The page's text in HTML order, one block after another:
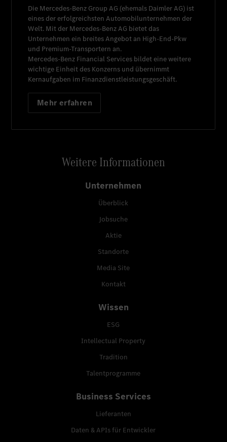
Die Mercedes-Benz Group AG (ehemals Daimler AG) ist
eines der erfolgreichsten Automobilunternehmen der
Welt. Mit der Mercedes-Benz AG bietet das
Unternehmen ein breites Angebot an High-End-Pkw
und Premium-Transportern an.
Mercedes-Benz Financial Services bildet eine weitere
wichtige Einheit des Konzerns und übernimmt
Kernaufgaben im Finanzdienstleistungsgeschäft.
Mehr erfahren
Weitere Informationen
Unternehmen
Überblick
Jobsuche
Aktie
Standorte
Media Site
Kontakt
Wissen
ESG
Intellectual Property
Tradition
Talentprogramme
Business Services
Lieferanten
Daten & APIs für Entwickler